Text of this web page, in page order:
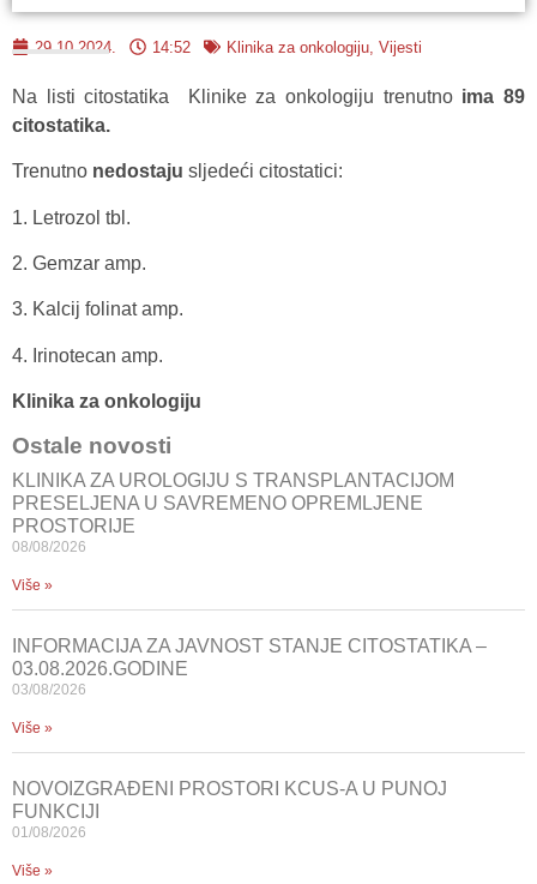
29.10.2024. 14:52 Klinika za onkologiju Vijesti
Na listi citostatika Klinike za onkologiju trenutno ima 89
citostatika.
Trenutno nedostaju sljedeći citostatici:
1. Letrozol tbl.
2. Gemzar amp.
3. Kalcij folinat amp.
4. Irinotecan amp.
Klinika za onkologiju
Ostale novosti
KLINIKA ZA UROLOGIJU S TRANSPLANTACIJOM
PRESELJENA U SAVREMENO OPREMLJENE
PROSTORIJE
08/08/2026
Više »
INFORMACIJA ZA JAVNOST STANJE CITOSTATIKA –
03.08.2026.GODINE
03/08/2026
Više »
NOVOIZGRAĐENI PROSTORI KCUS-A U PUNOJ
FUNKCIJI
01/08/2026
Više »